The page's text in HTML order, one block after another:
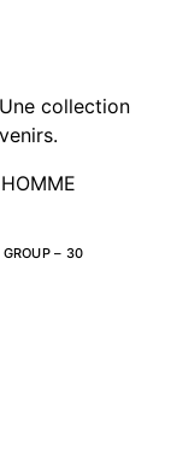
collection
– 30